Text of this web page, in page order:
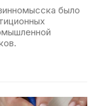
было